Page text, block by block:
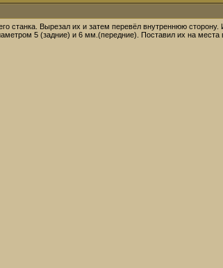
станка. Вырезал их и затем перевёл внутреннюю сторону.
5 (задние) и 6 мм.(передние). Поставил их на места